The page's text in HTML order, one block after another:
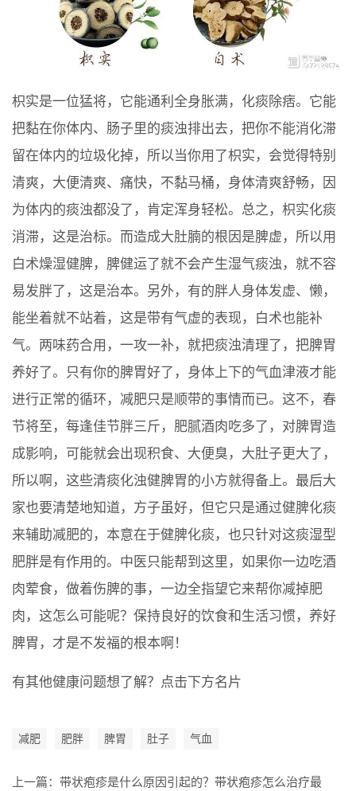
枳实是一位猛将，它能通利全身胀满，化痰除痞。它能
把黏在你体内、肠子里的痰浊排出去，把你不能消化滞
留在体内的垃圾化掉，所以当你用了枳实，会觉得特别
清爽，大便清爽、痛快，不黏马桶，身体清爽舒畅，因
为体内的痰浊都没了，肯定浑身轻松。总之，枳实化痰
消滞，这是治标。而造成大肚腩的根因是脾虚，所以用
白术燥湿健脾，脾健运了就不会产生湿气痰浊，就不容
易发胖了，这是治本。另外，有的胖人身体发虚、懒，
能坐着就不站着，这是带有气虚的表现，白术也能补
气。两味药合用，一攻一补，就把痰浊清理了，把脾胃
养好了。只有你的脾胃好了，身体上下的气血津液才能
进行正常的循环，减肥只是顺带的事情而已。这不，春
节将至，每逢佳节胖三斤，肥腻酒肉吃多了，对脾胃造
成影响，可能就会出现积食、大便臭，大肚子更大了，
所以啊，这些清痰化浊健脾胃的小方就得备上。最后大
家也要清楚地知道，方子虽好，但它只是通过健脾化痰
来辅助减肥的，本意在于健脾化痰，也只针对这痰湿型
肥胖是有作用的。中医只能帮到这里，如果你一边吃酒
肉荤食，做着伤脾的事，一边全指望它来帮你减掉肥
肉，这怎么可能呢？保持良好的饮食和生活习惯，养好
脾胃，才是不发福的根本啊！
有其他健康问题想了解？点击下方名片
减肥 肥胖 脾胃 肚子 气血
上一篇： 带状疱疹是什么原因引起的？带状疱疹怎么治疗最